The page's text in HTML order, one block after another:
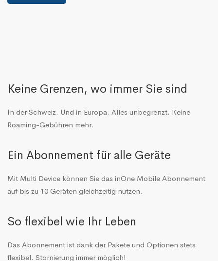
Keine Grenzen, wo immer Sie sind
In der Schweiz. Und in Europa. Alles unbegrenzt. Keine
Roaming-Gebühren mehr.
Ein Abonnement für alle Geräte
Mit Multi Device können Sie das inOne Mobile Abonnement
auf bis zu 10 Geräten gleichzeitig nutzen.
So flexibel wie Ihr Leben
Das Abonnement ist dank der Pakete und Optionen stets
flexibel. Stornierung immer möglich!